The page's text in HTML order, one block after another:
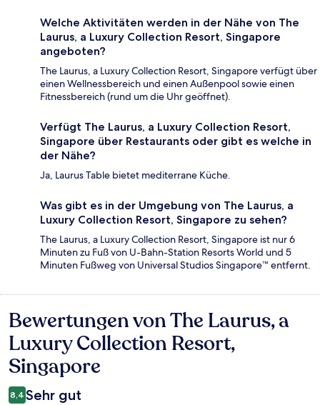
Welche Aktivitäten werden in der Nähe von The
Laurus, a Luxury Collection Resort, Singapore
angeboten?
The Laurus, a Luxury Collection Resort, Singapore verfügt über
einen Wellnessbereich und einen Außenpool sowie einen
Fitnessbereich (rund um die Uhr geöffnet).
Verfügt The Laurus, a Luxury Collection Resort,
Singapore über Restaurants oder gibt es welche in
der Nähe?
Ja, Laurus Table bietet mediterrane Küche.
Was gibt es in der Umgebung von The Laurus, a
Luxury Collection Resort, Singapore zu sehen?
The Laurus, a Luxury Collection Resort, Singapore ist nur 6
Minuten zu Fuß von U-Bahn-Station Resorts World und 5
Minuten Fußweg von Universal Studios Singapore™ entfernt.
Bewertungen
Bewertungen von The Laurus, a
Luxury Collection Resort,
Singapore
8,4 Sehr gut